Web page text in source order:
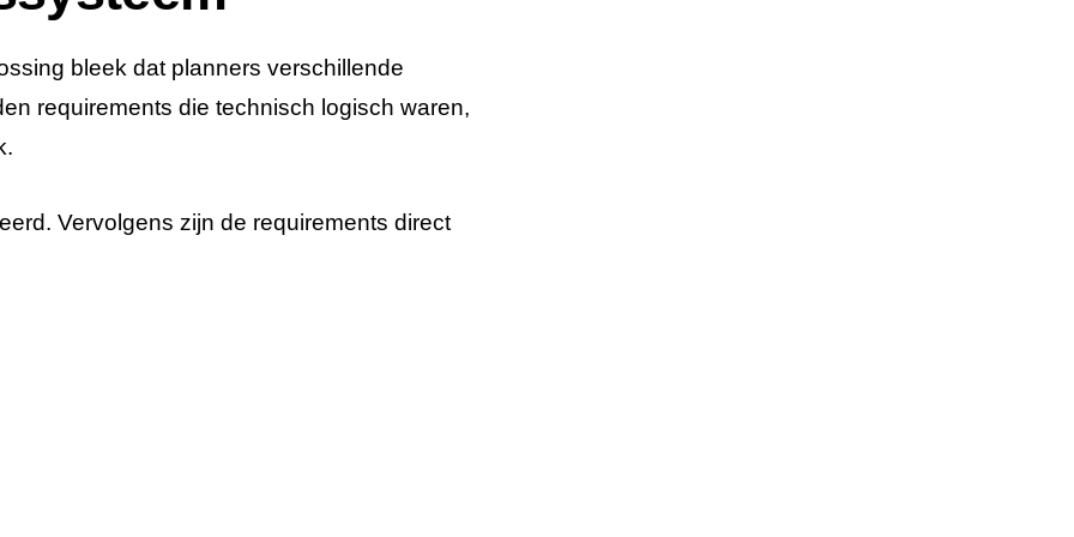
bleek dat planners verschillende
requirements die technisch logisch waren,
Vervolgens zijn de requirements direct